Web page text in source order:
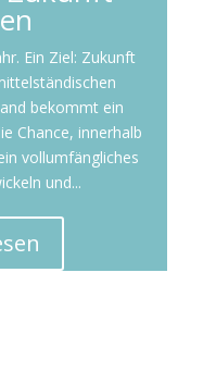
Ein Ziel: Zukunft
bekommt ein
Chance, innerhalb
vollumfängliches
und...